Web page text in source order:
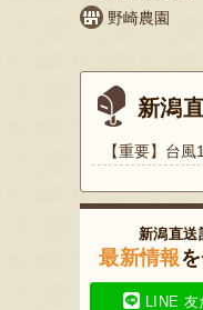
野崎農園
新潟
【重要】台
新潟直送
最新情報
LINE 友